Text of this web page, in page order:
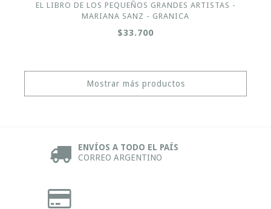
EL LIBRO DE LOS PEQUEÑOS GRANDES ARTISTAS -
MARIANA SANZ - GRANICA
$33.700
Mostrar más productos
ENVÍOS A TODO EL PAÍS
CORREO ARGENTINO